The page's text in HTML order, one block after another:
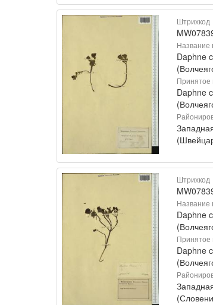
Штрихкод
Название
Daphne
Принятое
Daphne
Штрихкод
Название
Daphne
Принятое
Daphne